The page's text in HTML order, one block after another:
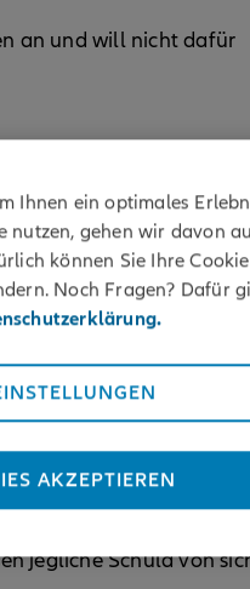
an und will nicht dafür
belastet, die Sie nie
und die
Ihre
jegliche Schuld von
Ihnen ein optimales
nutzen, gehen wir davon
können Sie Ihre
Noch Fragen? Dafür
AKZEPTIEREN